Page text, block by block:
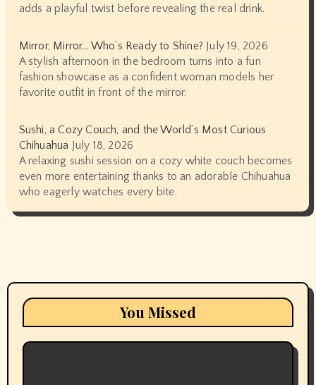
adds a playful twist before revealing the real drink.
Mirror, Mirror… Who’s Ready to Shine? July 19, 2026
A stylish afternoon in the bedroom turns into a fun
fashion showcase as a confident woman models her
favorite outfit in front of the mirror.
Sushi, a Cozy Couch, and the World’s Most Curious
Chihuahua July 18, 2026
A relaxing sushi session on a cozy white couch becomes
even more entertaining thanks to an adorable Chihuahua
who eagerly watches every bite.
You Missed